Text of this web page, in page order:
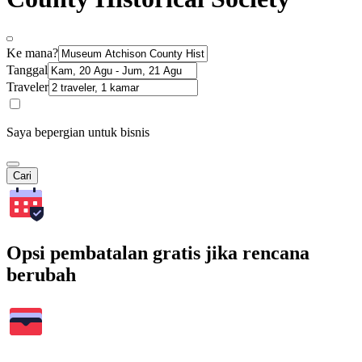
Ke mana?
Tanggal
Traveler
Saya bepergian untuk bisnis
Cari
Opsi pembatalan gratis jika rencana
berubah